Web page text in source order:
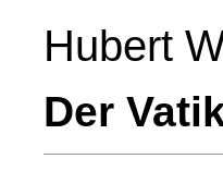
Hubert
Der